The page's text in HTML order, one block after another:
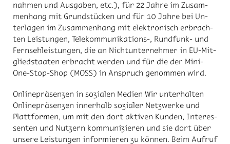
nah­men und Aus­ga­ben, etc.), für 22 Jah­re im Zu­sam­
men­hang mit Grund­stü­cken und für 10 Jah­re bei Un­
ter­la­gen im Zu­sam­men­hang mit elek­tro­nisch er­brach­
ten Leis­tun­gen, Te­le­kom­mu­ni­ka­ti­ons-, Rund­funk- und
Fern­seh­leis­tun­gen, die an Nicht­un­ter­neh­mer in EU-Mit­
glied­staa­ten er­bracht wer­den und für die der Mini-
One-Stop-Shop (MOSS) in An­spruch ge­nom­men wird.
On­line­prä­sen­zen in so­zia­len Me­di­en Wir un­ter­hal­ten
On­line­prä­sen­zen in­ner­halb so­zia­ler Netz­wer­ke und
Platt­for­men, um mit den dort ak­ti­ven Kun­den, In­ter­es­
sen­ten und Nut­zern kom­mu­ni­zie­ren und sie dort über
un­se­re Leis­tun­gen in­for­mie­ren zu kön­nen. Beim Auf­ruf